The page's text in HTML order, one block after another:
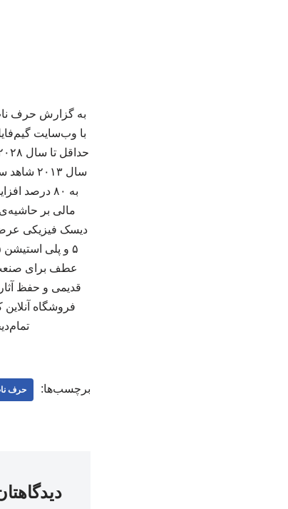
به گزارش حرف
به ۸۰
دیسک فیزیکی
عطف برای صنعت
قدیمی و حفظ
برچسب‌ها: حرف